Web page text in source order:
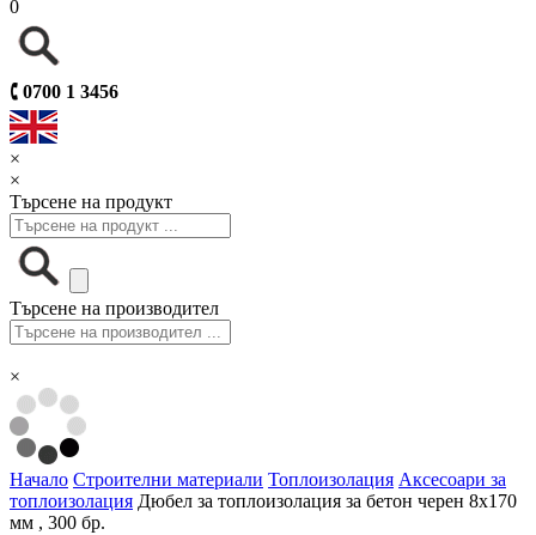
0
🕻 0700 1 3456
×
×
Търсене на продукт
Търсене на производител
×
Начало Строителни материали Топлоизолация Аксесоари за
топлоизолация Дюбел за топлоизолация за бетон черен 8х170
мм , 300 бр.